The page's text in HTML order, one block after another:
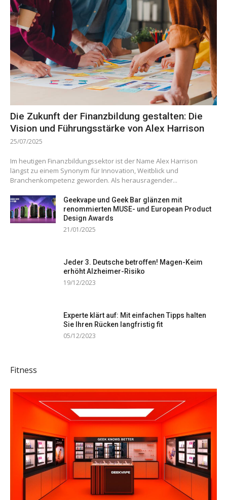
Die Zukunft der Finanzbildung gestalten: Die
Vision und Führungsstärke von Alex Harrison
25/07/2025
Im heutigen Finanzbildungssektor ist der Name Alex Harrison
längst zu einem Synonym für Innovation, Weitblick und
Branchenkompetenz geworden. Als herausragender...
Geekvape und Geek Bar glänzen mit
renommierten MUSE- und European Product
Design Awards
21/01/2025
Jeder 3. Deutsche betroffen! Magen-Keim
erhöht Alzheimer-Risiko
19/12/2023
Experte klärt auf: Mit einfachen Tipps halten
Sie Ihren Rücken langfristig fit
05/12/2023
Fitness